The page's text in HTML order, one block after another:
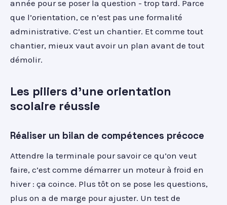
année pour se poser la question - trop tard. Parce
que l’orientation, ce n’est pas une formalité
administrative. C’est un chantier. Et comme tout
chantier, mieux vaut avoir un plan avant de tout
démolir.
Les piliers d’une orientation
scolaire réussie
Réaliser un bilan de compétences précoce
Attendre la terminale pour savoir ce qu’on veut
faire, c’est comme démarrer un moteur à froid en
hiver : ça coince. Plus tôt on se pose les questions,
plus on a de marge pour ajuster. Un test de